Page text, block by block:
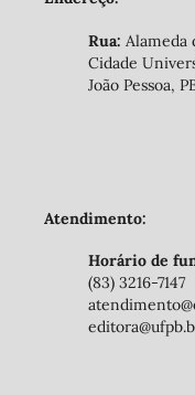
Rua: Alameda
Cidade
João Pessoa,
Atendimento:
Horário de
(83) 3216-7147